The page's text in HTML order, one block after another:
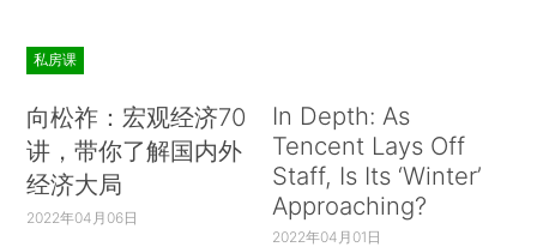
私房课
向松祚：宏观经济70
讲，带你了解国内外
经济大局
2022年04月06日
In Depth: As
Tencent Lays Off
Staff, Is Its ‘Winter’
Approaching?
2022年04月01日